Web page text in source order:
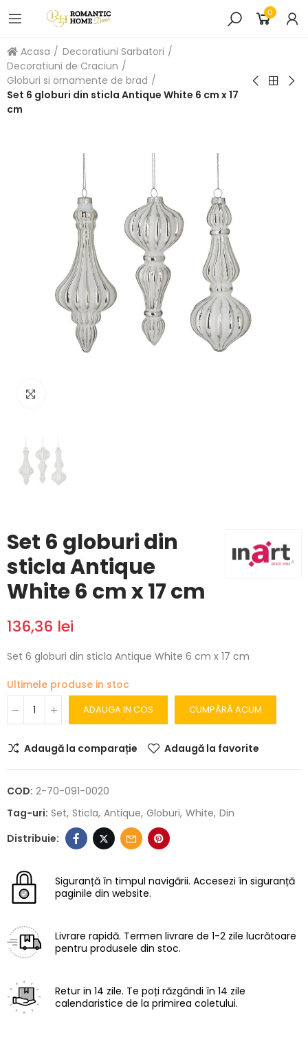
0
Acasa
Decoratiuni Sarbatori
Decoratiuni de Craciun
Globuri si ornamente de brad
Set 6 globuri din sticla Antique White 6 cm x 17
cm
Set 6 globuri din
sticla Antique
White 6 cm x 17 cm
136,36 lei
Set 6 globuri din sticla Antique White 6 cm x 17 cm
Ultimele produse in stoc
ADAUGA IN COS CUMPĂRĂ ACUM
Adaugă la comparație Adaugă la favorite
COD: 2-70-091-0020
Tag-uri: Set Sticla Antique Globuri White Din
Siguranță în timpul navigării. Accesezi în siguranță
paginile din website.
Livrare rapidă. Termen livrare de 1-2 zile lucrătoare
pentru produsele din stoc.
Retur in 14 zile. Te poți răzgândi în 14 zile
calendaristice de la primirea coletului.